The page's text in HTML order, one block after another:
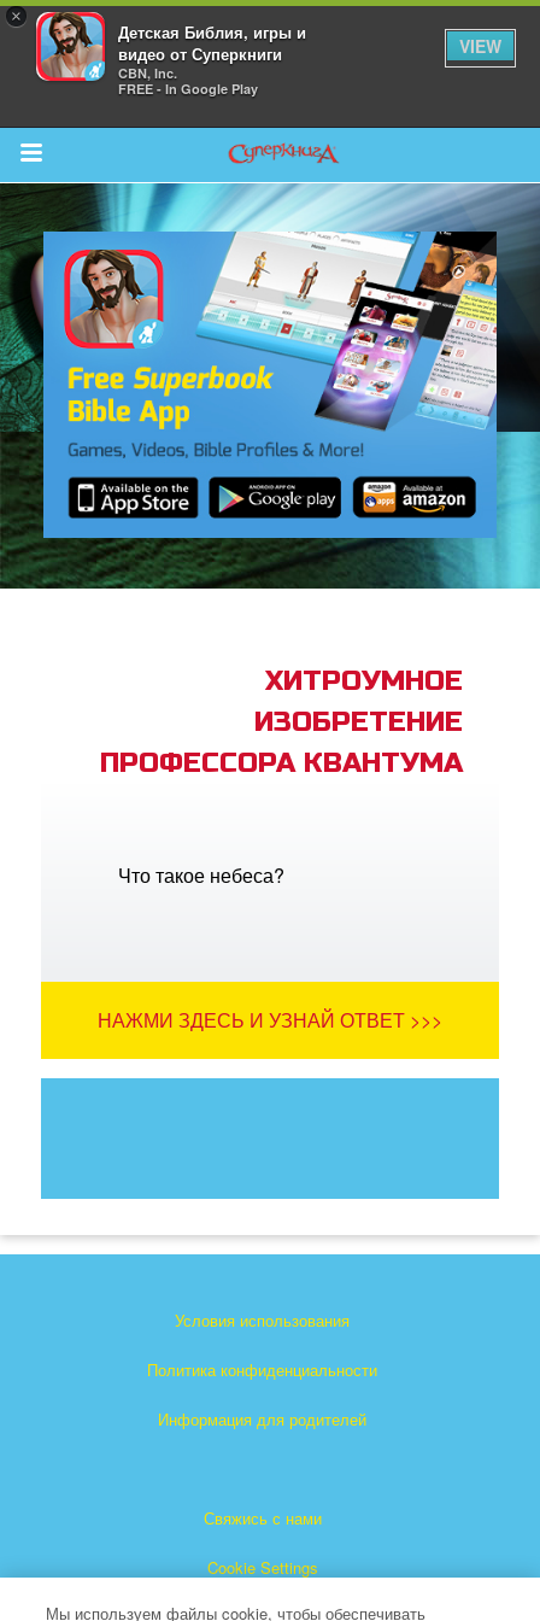
×
Детская Библия, игры и
видео от Суперкниги
CBN, Inc.
FREE - In Google Play
VIEW
Return to Content
Bible App
ХИТРОУМНОЕ
ИЗОБРЕТЕНИЕ
ПРОФЕССОРА КВАНТУМА
Что такое небеса?
НАЖМИ ЗДЕСЬ И УЗНАЙ ОТВЕТ >>>
Условия использования
Политика конфиденциальности
Информация для родителей
Свяжись с нами
Cookie Settings
Мы используем файлы cookie, чтобы обеспечивать